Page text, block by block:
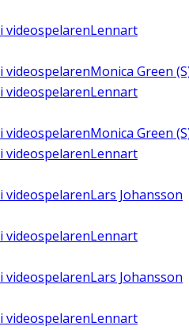
i videospelarenLennart
i videospelarenMonica Green
i videospelarenLennart
i videospelarenMonica Green
i videospelarenLennart
i videospelarenLars Johansson
i videospelarenLennart
i videospelarenLars Johansson
i videospelarenLennart